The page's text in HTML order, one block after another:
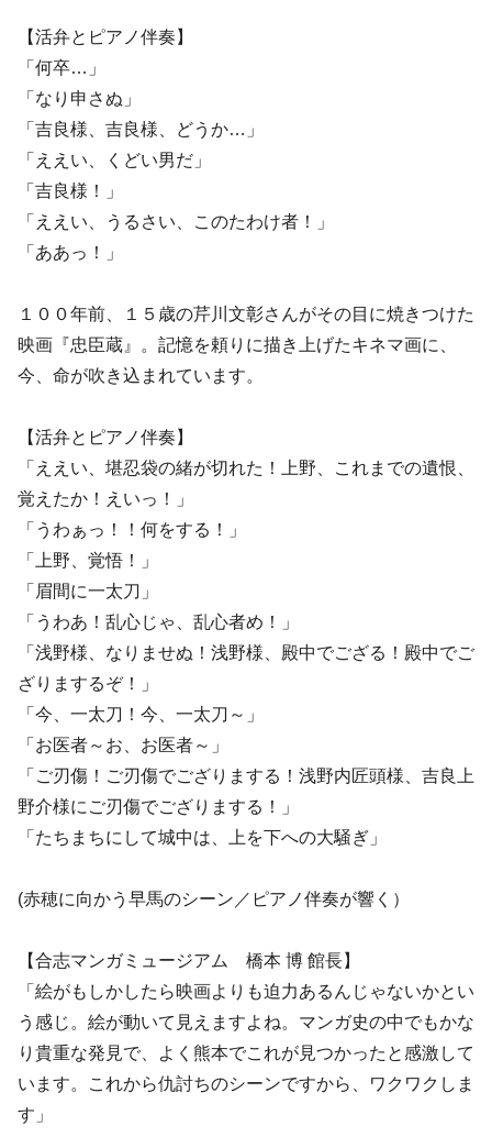
【活弁とピアノ伴奏】
「何卒…」
「なり申さぬ」
「吉良様、吉良様、どうか…」
「ええい、くどい男だ」
「吉良様！」
「ええい、うるさい、このたわけ者！」
「ああっ！」
１００年前、１５歳の芹川文彰さんがその目に焼きつけた
映画『忠臣蔵』。記憶を頼りに描き上げたキネマ画に、
今、命が吹き込まれています。
【活弁とピアノ伴奏】
「ええい、堪忍袋の緒が切れた！上野、これまでの遺恨、
覚えたか！えいっ！」
「うわぁっ！！何をする！」
「上野、覚悟！」
「眉間に一太刀」
「うわあ！乱心じゃ、乱心者め！」
「浅野様、なりませぬ！浅野様、殿中でござる！殿中でご
ざりまするぞ！」
「今、一太刀！今、一太刀～」
「お医者～お、お医者～」
「ご刃傷！ご刃傷でござりまする！浅野内匠頭様、吉良上
野介様にご刃傷でござりまする！」
「たちまちにして城中は、上を下への大騒ぎ」
(赤穂に向かう早馬のシーン／ピアノ伴奏が響く）
【合志マンガミュージアム 橋本 博 館長】
「絵がもしかしたら映画よりも迫力あるんじゃないかとい
う感じ。絵が動いて見えますよね。マンガ史の中でもかな
り貴重な発見で、よく熊本でこれが見つかったと感激して
います。これから仇討ちのシーンですから、ワクワクしま
す」